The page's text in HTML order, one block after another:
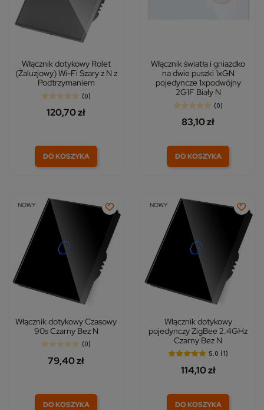
Włącznik dotykowy Rolet
(Żaluzjowy) Wi-Fi Szary z N z
Podtrzymaniem
(0)
120,70 zł
DO KOSZYKA
Włącznik światła i gniazdko
na dwie puszki 1xGN
pojedyncze 1xpodwójny
2G1F Biały N
(0)
83,10 zł
DO KOSZYKA
NOWY
Włącznik dotykowy Czasowy
90s Czarny Bez N
(0)
79,40 zł
DO KOSZYKA
NOWY
Włącznik dotykowy
pojedynczy ZigBee 2.4GHz
Czarny Bez N
5.0 (1)
114,10 zł
DO KOSZYKA